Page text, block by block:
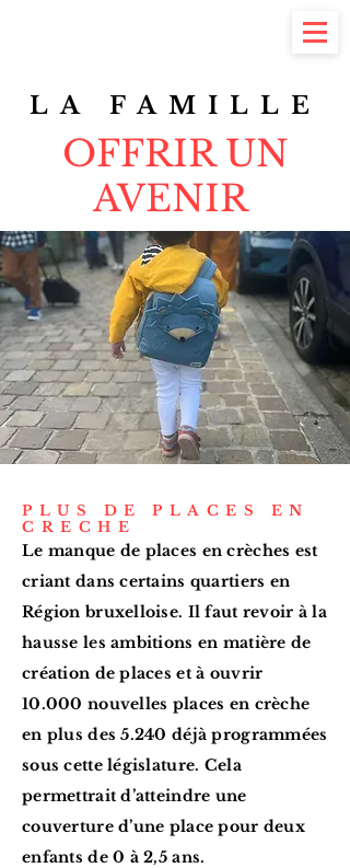
LA FAMILLE
OFFRIR UN
AVENIR
PLUS DE PLACES EN
CRECHE
Le manque de places en crèches est
criant dans certains quartiers en
Région bruxelloise. Il faut revoir à la
hausse les ambitions en matière de
création de places et à ouvrir
10.000 nouvelles places en crèche
en plus des 5.240 déjà programmées
sous cette législature. Cela
permettrait d’atteindre une
couverture d’une place pour deux
enfants de 0 à 2,5 ans.